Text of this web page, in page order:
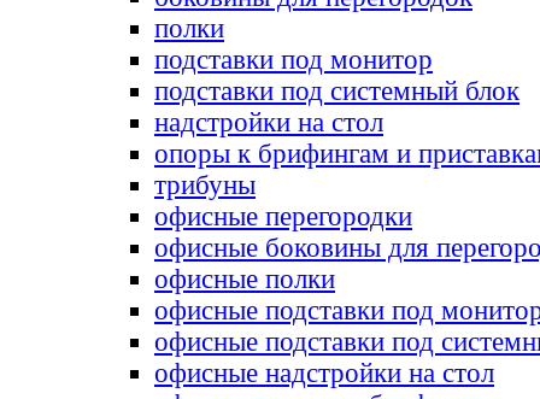
полки
подставки под монитор
подставки под системный блок
надстройки на стол
опоры к брифингам и
трибуны
офисные перегородки
офисные боковины для
офисные полки
офисные подставки под
офисные подставки под
офисные надстройки на стол